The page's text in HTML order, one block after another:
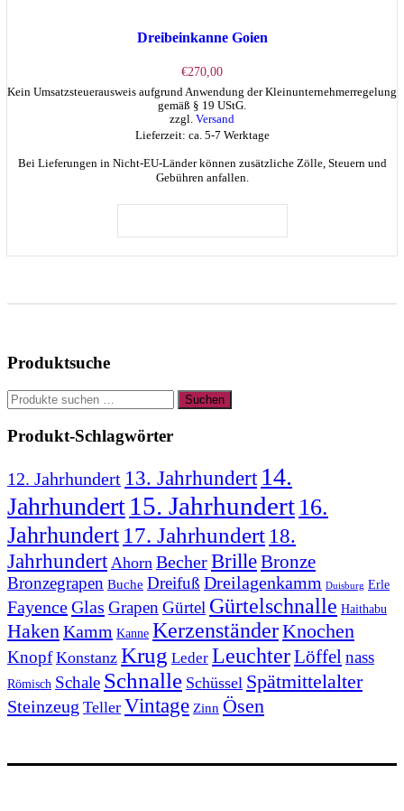
Dreibeinkanne Goien
€270,00
Kein Umsatzsteuerausweis aufgrund Anwendung der Kleinunternehmerregelung
gemäß § 19 UStG.
zzgl. Versand
Lieferzeit: ca. 5-7 Werktage
Bei Lieferungen in Nicht-EU-Länder können zusätzliche Zölle, Steuern und
Gebühren anfallen.
Produktsuche
Suchen
nach:
Suchen
Produkt-Schlagwörter
12. Jahrhundert 13. Jahrhundert 14.
Jahrhundert15. Jahrhundert 16.
Jahrhundert 17. Jahrhundert 18.
Jahrhundert Ahorn BecherBrilleBronze
Bronzegrapen Buche Dreifuß Dreilagenkamm Duisburg Erle
FayenceGlas GrapenGürtel Gürtelschnalle Haithabu
HakenKamm Kanne KerzenständerKnochen
Knopf Konstanz Krug Leder LeuchterLöffelnass
Römisch Schale Schnalle Schüssel Spätmittelalter
Steinzeug Teller Vintage Zinn Ösen